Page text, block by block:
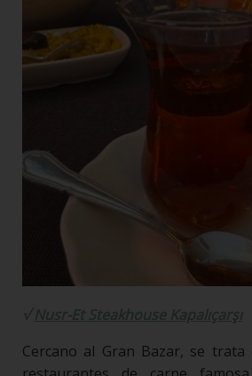
√Nusr-Et Steakhouse Kapalıçarşı
Cercano al Gran Bazar, se trata